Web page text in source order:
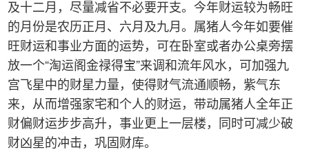
及十二月，尽量减省不必要开支。今年财运较为畅旺
的月份是农历正月、六月及九月。属猪人今年如要催
旺财运和事业方面的运势，可在卧室或者办公桌旁摆
放一个“淘运阁金禄得宝”来调和流年风水，可加强九
宫飞星中的财星力量，使得财气流通顺畅，紫气东
来，从而增强家宅和个人的财运，带动属猪人全年正
财偏财运步步高升，事业更上一层楼，同时可减少破
财凶星的冲击，巩固财库。